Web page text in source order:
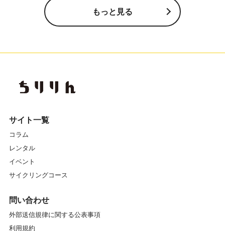
もっと見る
サイト一覧
コラム
レンタル
イベント
サイクリングコース
問い合わせ
外部送信規律に関する公表事項
利用規約